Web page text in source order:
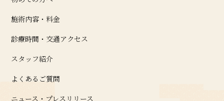
施術内容・料金
診療時間・交通アクセス
スタッフ紹介
よくあるご質問
ニュース・プレスリリース